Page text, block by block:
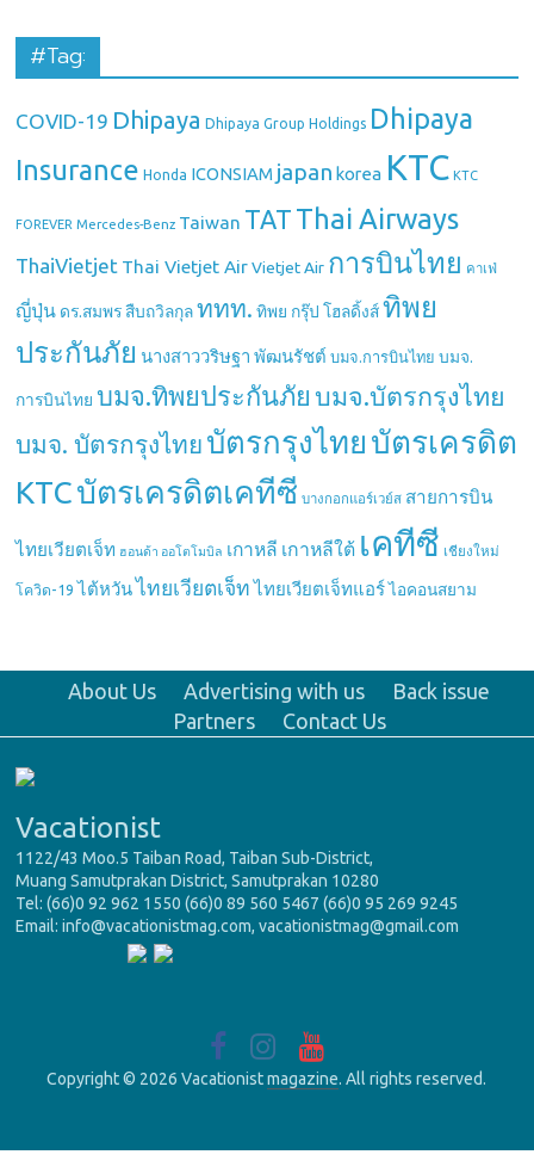
#Tag:
COVID-19 Dhipaya Dhipaya Group Holdings Dhipaya
Insurance Honda ICONSIAM japan korea KTC KTC
FOREVER Mercedes-Benz Taiwan TAT Thai Airways
ThaiVietjet Thai Vietjet Air Vietjet Air การบินไทย คาเฟ่
ญี่ปุ่น ดร.สมพร สืบถวิลกุล ททท. ทิพย กรุ๊ป โฮลดิ้งส์ ทิพย
ประกันภัย นางสาววริษฐา พัฒนรัชต์ บมจ.การบินไทย บมจ.
การบินไทย บมจ.ทิพยประกันภัย บมจ.บัตรกรุงไทย
บมจ. บัตรกรุงไทย บัตรกรุงไทย บัตรเครดิต
KTCบัตรเครดิตเคทีซี บางกอกแอร์เวย์ส สายการบิน
ไทยเวียตเจ็ท ฮอนด้า ออโตโมบิล เกาหลี เกาหลีใต้ เคทีซี เชียงใหม่
โควิด-19 ไต้หวัน ไทยเวียตเจ็ท ไทยเวียตเจ็ทแอร์ ไอคอนสยาม
About Us Advertising with us
Back issue
Partners
Contact Us
Vacationist
1122/43 Moo.5 Taiban Road, Taiban Sub-District,
Muang Samutprakan District, Samutprakan 10280
Tel: (66)0 92 962 1550 (66)0 89 560 5467 (66)0 95 269 9245
Email: info@vacationistmag.com, vacationistmag@gmail.com
Copyright © 2026 Vacationistmagazine. All rights reserved.